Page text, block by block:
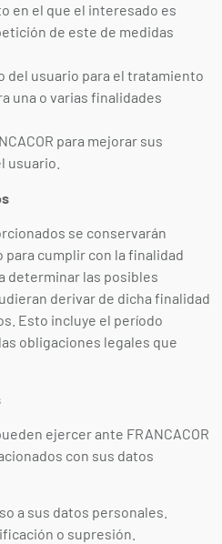
en el que el interesado es
de este de medidas
del usuario para el tratamiento
una o varias finalidades
para mejorar sus
usuario.
se conservarán
cumplir con la finalidad
determinar las posibles
derivar de dicha finalidad
Esto incluye el período
obligaciones legales que
ejercer ante FRANCACOR
con sus datos
a sus datos personales.
o supresión.